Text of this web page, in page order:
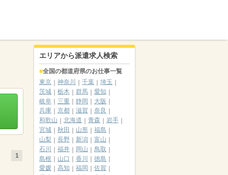
1
エリアから派遣求人検索
全国の都道府県のお仕事一覧
東京
神奈川 千葉
埼玉
茨城
栃木 群馬
愛知
岐阜
三重 静岡
大阪
兵庫
京都 滋賀
奈良
和歌山
北海道 青森
岩手
宮城
秋田 山形
福島
山梨
長野 新潟
富山
石川
福井 岡山
鳥取
島根
山口 香川
徳島
愛媛
高知 福岡
佐賀